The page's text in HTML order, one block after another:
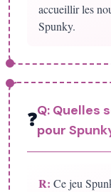
accueillir les
Spunky.
❓Q: Quelles
pour
R: Ce jeu